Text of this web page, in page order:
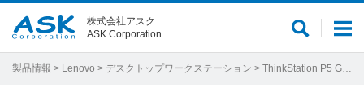
メ
ュ
サ
ト
株式会社アスク
ASK Corporation
製品情報 > Lenovo > デスクトップワークステーション > ThinkStation P5 Gen 2